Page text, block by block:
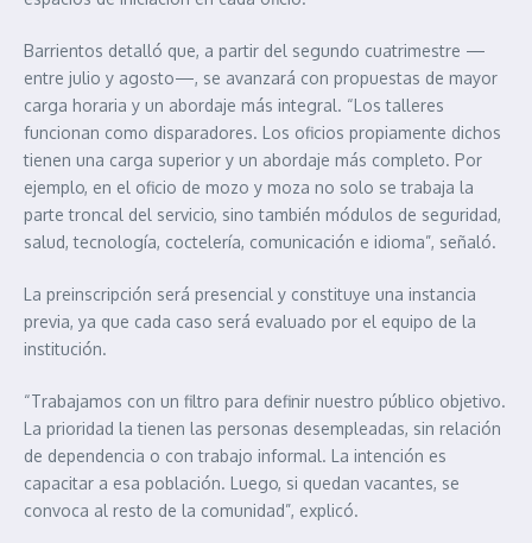
Barrientos detalló que, a partir del segundo cuatrimestre —
entre julio y agosto—, se avanzará con propuestas de mayor
carga horaria y un abordaje más integral. “Los talleres
funcionan como disparadores. Los oficios propiamente dichos
tienen una carga superior y un abordaje más completo. Por
ejemplo, en el oficio de mozo y moza no solo se trabaja la
parte troncal del servicio, sino también módulos de seguridad,
salud, tecnología, coctelería, comunicación e idioma”, señaló.
La preinscripción será presencial y constituye una instancia
previa, ya que cada caso será evaluado por el equipo de la
institución.
“Trabajamos con un filtro para definir nuestro público objetivo.
La prioridad la tienen las personas desempleadas, sin relación
de dependencia o con trabajo informal. La intención es
capacitar a esa población. Luego, si quedan vacantes, se
convoca al resto de la comunidad”, explicó.